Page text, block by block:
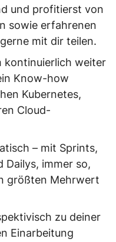
und profitierst von
sowie erfahrenen
mit dir teilen.
kontinuierlich weiter
Know-how
Kubernetes,
Cloud-
– mit Sprints,
Dailys, immer so,
größten Mehrwert
zu deiner
Einarbeitung